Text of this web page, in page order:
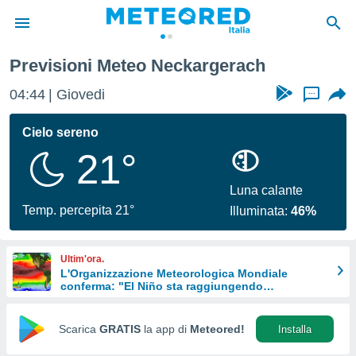
di
per
le
di
Web
Previsioni Meteo Neckargerach
04:44 Giovedi ...
Cielo sereno
21°
Temp. percepita 21°
Luna calante
Illuminata:46%
Ultim'ora.
L'Organizzazione Meteorologica Mondiale
conferma: "El Niño sta raggiungendo
Scarica GRATIS la app di Meteored! Installa